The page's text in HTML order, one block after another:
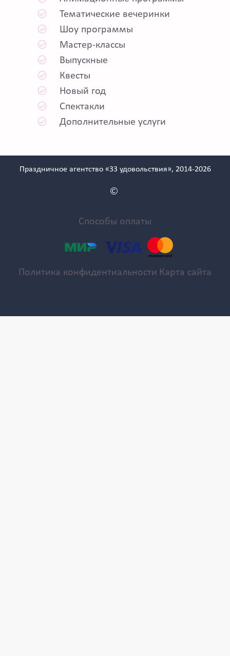
Тематические вечеринки
Шоу программы
Мастер-классы
Выпускные
Квесты
Новый год
Спектакли
Дополнительные услуги
Праздничное агентство «33 удовольствия», 2014-2026
Способы оплаты
Политика конфидентиальности Карта сайта